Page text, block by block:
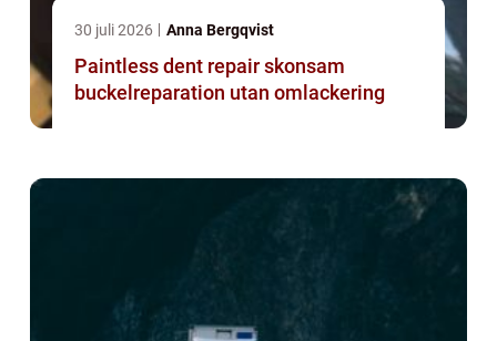
30 juli 2026 Anna Bergqvist
Paintless dent repair skonsam
buckelreparation utan omlackering